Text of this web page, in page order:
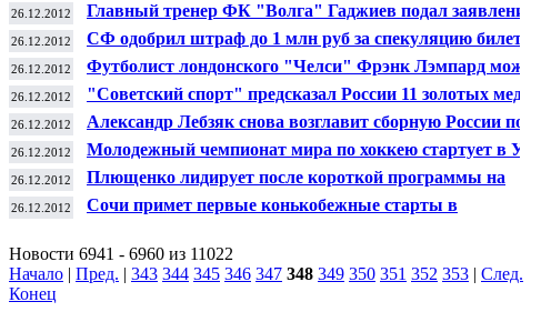
26.12.2012
Главный тренер ФК "Волга" Гаджиев подал заявление об
отставке
26.12.2012
СФ одобрил штраф до 1 млн руб за спекуляцию билетами
на ОИ в Сочи
26.12.2012
Футболист лондонского "Челси" Фрэнк Лэмпард может
покинуть клуб до истечения контракта
26.12.2012
"Советский спорт" предсказал России 11 золотых медалей
на Олимпиаде в Сочи
26.12.2012
Александр Лебзяк снова возглавит сборную России по
боксу - Судаков
26.12.2012 Молодежный чемпионат мира по хоккею стартует в Уфе
26.12.2012
Плющенко лидирует после короткой программы на
чемпионате России по фигурному катанию
26.12.2012
Сочи примет первые конькобежные старты в
Новости 6941 - 6960 из 11022
Начало | Пред. | 343 344 345 346 347 348 349 350 351 352 353 | След.
Конец